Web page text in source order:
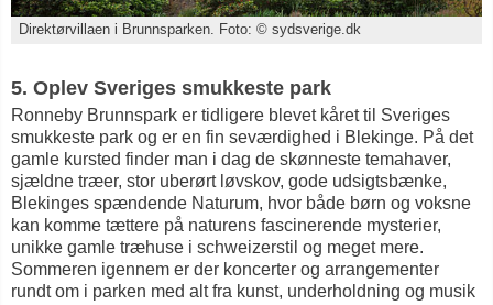
Direktørvillaen i Brunnsparken. Foto: © sydsverige.dk
5. Oplev Sveriges smukkeste park
Ronneby Brunnspark er tidligere blevet kåret til Sveriges
smukkeste park og er en fin seværdighed i Blekinge. På det
gamle kursted finder man i dag de skønneste temahaver,
sjældne træer, stor uberørt løvskov, gode udsigtsbænke,
Blekinges spændende Naturum, hvor både børn og voksne
kan komme tættere på naturens fascinerende mysterier,
unikke gamle træhuse i schweizerstil og meget mere.
Sommeren igennem er der koncerter og arrangementer
rundt om i parken med alt fra kunst, underholdning og musik